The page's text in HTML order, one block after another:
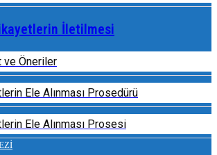
İletilmesi
ve Öneriler
Ele Alınması Prosedürü
Ele Alınması Prosesi